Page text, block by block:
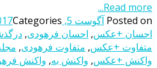
Read more...
Posted on آگوست 5, 2017 Categories
احسان +عکس, احسان فرهودی,
متفاوت +عکس, متفاوت فرهودی,
واکنش +عکس, واکنش به, واکنش